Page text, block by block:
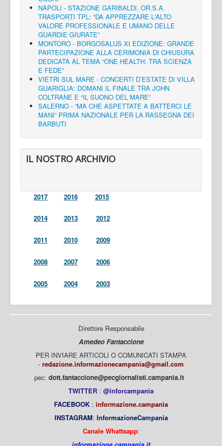
NAPOLI - STAZIONE GARIBALDI, OR.S.A.
TRASPORTI TPL: “DA APPREZZARE L'ALTO
VALORE PROFESSIONALE E UMANO DELLE
GUARDIE GIURATE”
MONTORO - BORGOSALUS XI EDIZIONE: GRANDE
PARTECIPAZIONE ALLA CERIMONIA DI CHIUSURA
DEDICATA AL TEMA “ONE HEALTH: TRA SCIENZA
E FEDE”
VIETRI SUL MARE - CONCERTI D’ESTATE DI VILLA
GUARIGLIA: DOMANI IL FINALE TRA JOHN
COLTRANE E “IL SUONO DEL MARE”
SALERNO - “MA CHE ASPETTATE A BATTERCI LE
MANI” PRIMA NAZIONALE PER LA RASSEGNA DEI
BARBUTI
IL NOSTRO ARCHIVIO
2017 2016 2015
2014 2013 2012
2011 2010 2009
2008 2007 2006
2005 2004 2003
Direttore Responsabile
Amedeo Fantaccione
PER INVIARE ARTICOLI O COMUNICATI STAMPA
- redazione.informazionecampania@gmail.com
pec: dott.fantaccione@pecgiornalisti.campania.it
TWITTER : @inforcampania
FACEBOOK : informazione.campania
INSTAGRAM: InformazioneCampania
Canale Whattsapp: